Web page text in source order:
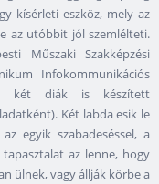
kísérleti eszköz, mely az
az utóbbit jól szemlélteti.
Műszaki Szakképzési
Infokommunikációs
két diák is készített
Két labda esik le
egyik szabadeséssel, a
az lenne, hogy
ülnek, vagy állják körbe a